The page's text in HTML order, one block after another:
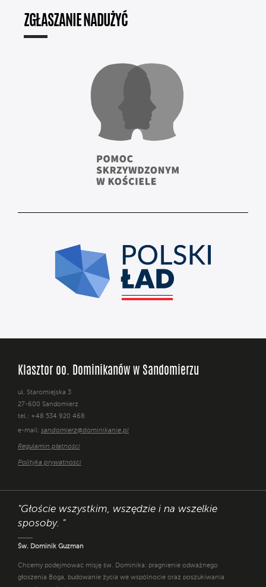
ZGŁASZANIE NADUŻYĆ
Klasztor oo. Dominikanów w Sandomierzu
ul. Staromiejska 3
27-600 Sandomierz
tel.: +48 534 920 468
e-mail: sandomierz@dominikanie.pl
Regulamin płatności
Polityka prywatności
"Głoście wszystkim, wszędzie i na wszelkie
sposoby. "
Św. Dominik Guzman
Chcemy podejmować misję św. Dominika: pragnienie odważnego
głoszenia Boga, budowanie życia we wspólnocie oraz poszukiwania